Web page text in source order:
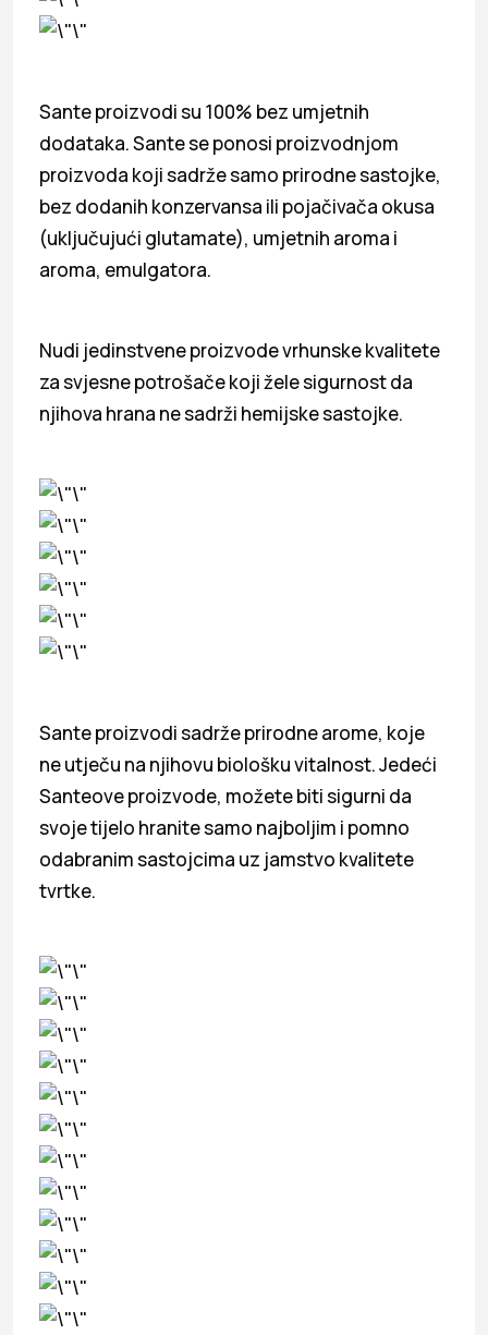
Sante proizvodi su 100% bez umjetnih
dodataka. Sante se ponosi proizvodnjom
proizvoda koji sadrže samo prirodne sastojke,
bez dodanih konzervansa ili pojačivača okusa
(uključujući glutamate), umjetnih aroma i
aroma, emulgatora.
Nudi jedinstvene proizvode vrhunske kvalitete
za svjesne potrošače koji žele sigurnost da
njihova hrana ne sadrži hemijske sastojke.
Sante proizvodi sadrže prirodne arome, koje
ne utječu na njihovu biološku vitalnost. Jedeći
Santeove proizvode, možete biti sigurni da
svoje tijelo hranite samo najboljim i pomno
odabranim sastojcima uz jamstvo kvalitete
tvrtke.